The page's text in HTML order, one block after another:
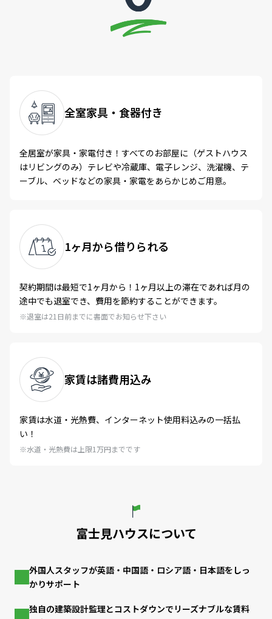
全室家具・ 食器付き
全居室が家具・家電付き！すべてのお部屋に（ゲストハウス
はリビングのみ）テレビや冷蔵庫、電子レンジ、洗濯機、テ
ーブル、ベッドなどの家具・家電をあらかじめご用意。
1ヶ月から借りられる
契約期間は最短で1ヶ月から！1ヶ月以上の滞在であれば月の
途中でも退室でき、費用を節約することができます。
※退室は21日前までに書面でお知らせ下さい
家賃は諸費用込み
家賃は水道・光熱費、インターネット使用料込みの一括払
い！
※水道・光熱費は上限1万円までです
富士見ハウスについて
外国人スタッフが英語・中国語・ロシア語・日本語をしっ
かりサポート
独自の建築設計監理とコストダウンでリーズナブルな賃料